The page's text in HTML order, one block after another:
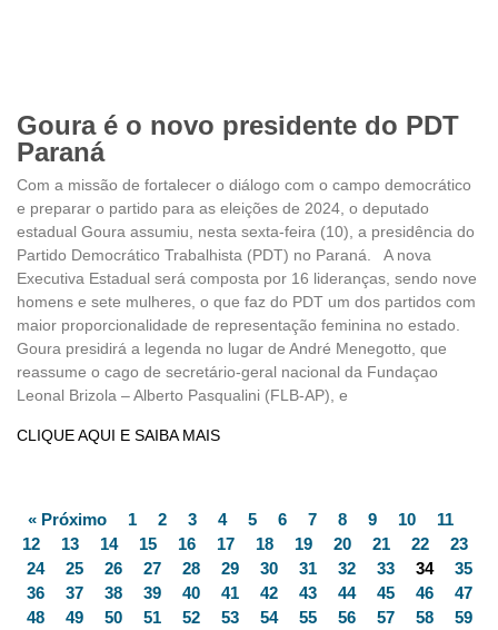
Goura é o novo presidente do PDT
Paraná
Com a missão de fortalecer o diálogo com o campo democrático
e preparar o partido para as eleições de 2024, o deputado
estadual Goura assumiu, nesta sexta-feira (10), a presidência do
Partido Democrático Trabalhista (PDT) no Paraná. A nova
Executiva Estadual será composta por 16 lideranças, sendo nove
homens e sete mulheres, o que faz do PDT um dos partidos com
maior proporcionalidade de representação feminina no estado.
Goura presidirá a legenda no lugar de André Menegotto, que
reassume o cago de secretário-geral nacional da Fundaçao
Leonal Brizola – Alberto Pasqualini (FLB-AP), e
CLIQUE AQUI E SAIBA MAIS
« Próximo 1 2 3 4 5 6 7 8 9 10
11
12
13 14 15 16 17 18 19 20 21 22
23
24
25 26 27 28 29 30 31 32 33 34
35
36
37 38 39 40 41 42 43 44 45 46
47
48
49 50 51 52 53 54 55 56 57 58
59